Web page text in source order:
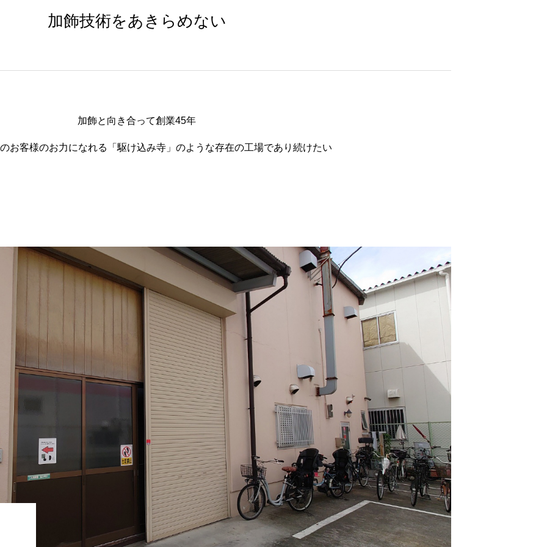
加飾技術をあきらめない
加飾と向き合って創業45年
お客様のお力になれる「駆け込み寺」のような存在の工場であり続けたい